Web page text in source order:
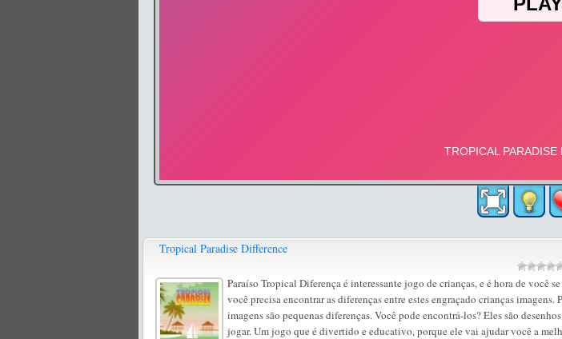
Tropical Paradise Difference
Paraíso Tropical Diferença é interessante jogo de crianças, e é hora de você
você precisa encontrar as diferenças entre estes engraçado crianças imagens.
imagens são pequenas diferenças. Você pode encontrá-los? Eles são
jogar. Um jogo que é divertido e educativo, porque ele vai ajudar você a